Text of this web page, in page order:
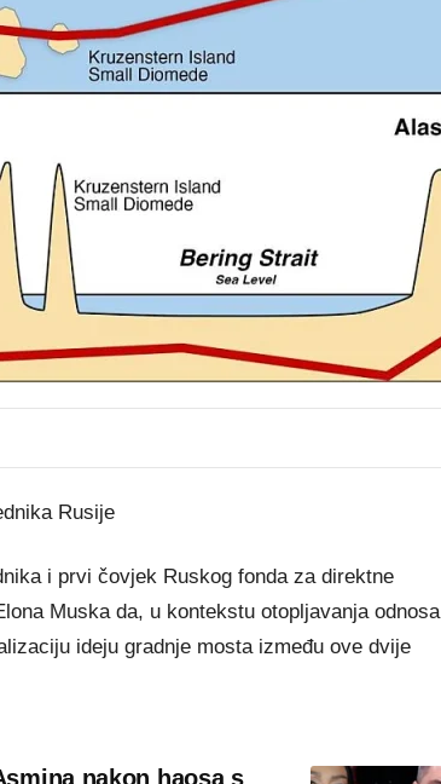
Rusije
i prvi čovjek Ruskog fonda za direktne
Muska da, u kontekstu otopljavanja odnosa
ideju gradnje mosta između ove dvije
nakon haosa s